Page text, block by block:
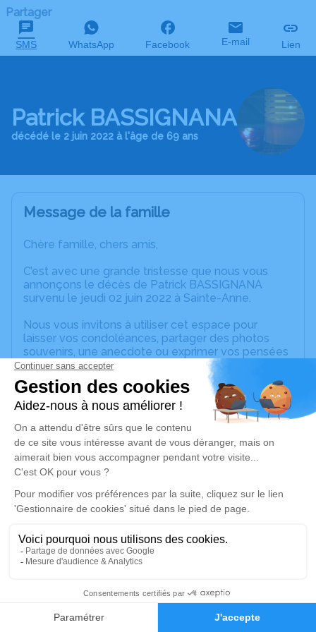
Faire-part Hommages
Partager
SMS WhatsApp Facebook E-mail Lien
Patrick BASSIGNANA
décédé le 2 juin 2022 à l'âge de 69 ans
Message de la famille
Chère famille, chers amis,
C’est avec une grande tristesse que nous vous
annonçons le décès de Patrick BASSIGNANA
survenu le jeudi 02 juin 2022 à Sainte-Anne.
Nous vous invitons à utiliser cet espace pour
laisser vos condoléances, partager des photos
souvenirs, une anecdote ou exprimer vos pensées
à travers des poèmes ou des textes. Cet endroit
est un lieu d'expression dédié à honorer la
mémoire de Patrick BASSIGNANA.
Un service de plantation d’arbre hommage est
disponible ici.
Crémation
mardi 14 juin 2022 à 09h30
Crématorium des Pompes Funèbres
Antillaises de Morne-À-l'Eau
97111 Morne-À-l'Eau